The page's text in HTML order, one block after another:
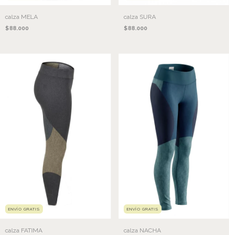
calza MELA
$88.000
calza SURA
$88.000
ENVÍO GRATIS
calza FATIMA
ENVÍO GRATIS
calza NACHA